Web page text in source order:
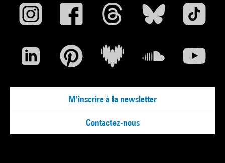
M'inscrire à la newsletter
Contactez-nous